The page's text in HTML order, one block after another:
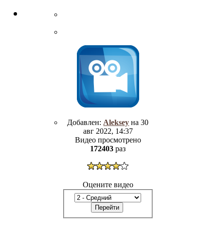
Добавлен: Aleksey на 30
авг 2022, 14:37
Видео просмотрено
172403 раз
Оцените видео